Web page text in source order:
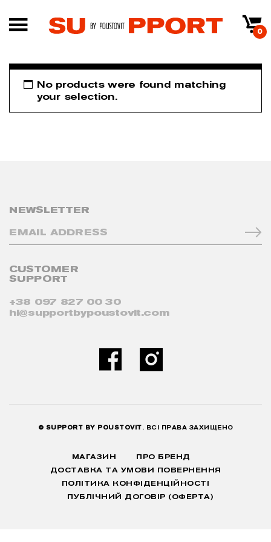
0
No products were found matching
your selection.
NEWSLETTER
CUSTOMER
SUPPORT
+38 097 827 00 30
hi@supportbypoustovit.com
© SUPPORT BY POUSTOVIT. ВСІ ПРАВА ЗАХИЩЕНО
МАГАЗИН
ПРО БРЕНД
ДОСТАВКА ТА УМОВИ ПОВЕРНЕННЯ
ПОЛІТИКА КОНФІДЕНЦІЙНОСТІ
ПУБЛІЧНИЙ ДОГОВІР (ОФЕРТА)